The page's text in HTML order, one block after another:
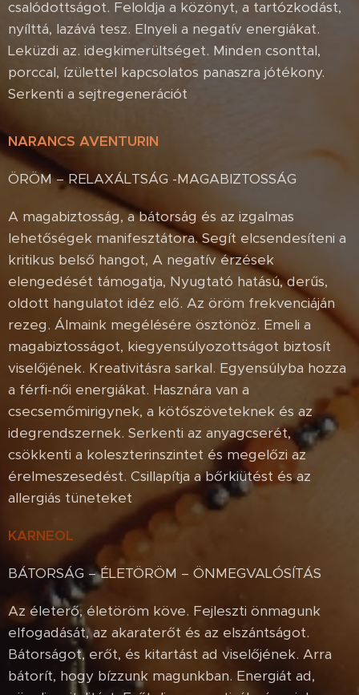
csalódottságot. Feloldja a közönyt, a tartózkodást,
nyílttá, lazává tesz. Elnyeli a negatív energiákat.
Leküzdi az. idegkimerültséget. Minden csonttal,
porccal, ízülettel kapcsolatos panaszra jótékony.
Serkenti a sejtregenerációt
NARANCS AVENTURIN
ÖRÖM – RELAXÁLTSÁG -MAGABIZTOSSÁG
A magabiztosság, a bátorság és az izgalmas
lehetőségek manifesztátora. Segít elcsendesíteni a
kritikus belső hangot, A negatív érzések
elengedését támogatja, Nyugtató hatású, derűs,
oldott hangulatot idéz elő. Az öröm frekvenciáján
rezeg. Álmaink megélésére ösztönöz. Emeli a
magabiztosságot, kiegyensúlyozottságot biztosít
viselőjének. Kreativitásra sarkal. Egyensúlyba hozza
a férfi-női energiákat. Hasznára van a
csecsemőmirigynek, a kötőszöveteknek és az
idegrendszernek. Serkenti az anyagcserét,
csökkenti a koleszterinszintet és megelőzi az
érelmeszesedést. Csillapítja a bőrkiütést és az
allergiás tüneteket
KARNEOL
BÁTORSÁG – ÉLETÖRÖM – ÖNMEGVALÓSÍTÁS
Az életerő, életöröm köve. Fejleszti önmagunk
elfogadását, az akaraterőt és az elszántságot.
Bátorságot, erőt, és kitartást ad viselőjének. Arra
bátorít, hogy bízzunk magunkban. Energiát ad,